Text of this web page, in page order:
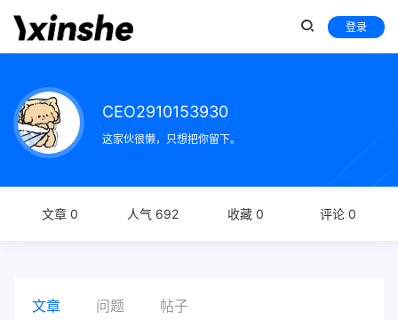
登录
CEO2910153930
这家伙很懒，只想把你留下。
文章 0 人气 692 收藏 0 评论 0
文章 问题 帖子